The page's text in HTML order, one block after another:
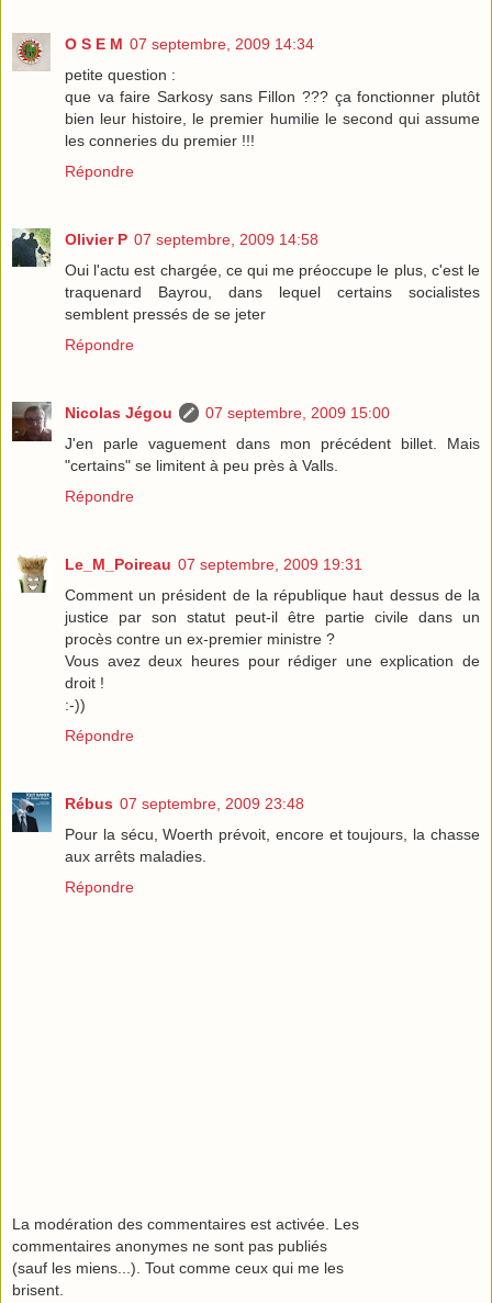
O S E M 07 septembre, 2009 14:34
petite question :
que va faire Sarkosy sans Fillon ??? ça fonctionner plutôt
bien leur histoire, le premier humilie le second qui assume
les conneries du premier !!!
Répondre
Olivier P 07 septembre, 2009 14:58
Oui l'actu est chargée, ce qui me préoccupe le plus, c'est le
traquenard Bayrou, dans lequel certains socialistes
semblent pressés de se jeter
Répondre
Nicolas Jégou
07 septembre, 2009 15:00
J'en parle vaguement dans mon précédent billet. Mais
"certains" se limitent à peu près à Valls.
Répondre
Le_M_Poireau 07 septembre, 2009 19:31
Comment un président de la république haut dessus de la
justice par son statut peut-il être partie civile dans un
procès contre un ex-premier ministre ?
Vous avez deux heures pour rédiger une explication de
droit !
:-))
Répondre
Rébus 07 septembre, 2009 23:48
Pour la sécu, Woerth prévoit, encore et toujours, la chasse
aux arrêts maladies.
Répondre
La modération des commentaires est activée. Les
commentaires anonymes ne sont pas publiés
(sauf les miens...). Tout comme ceux qui me les
brisent.